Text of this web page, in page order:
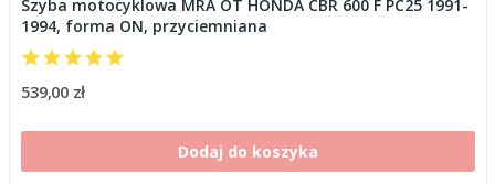
Szyba motocyklowa MRA OT HONDA CBR 600 F PC25 1991-
1994, forma ON, przyciemniana
539,00 zł
Dodaj do koszyka